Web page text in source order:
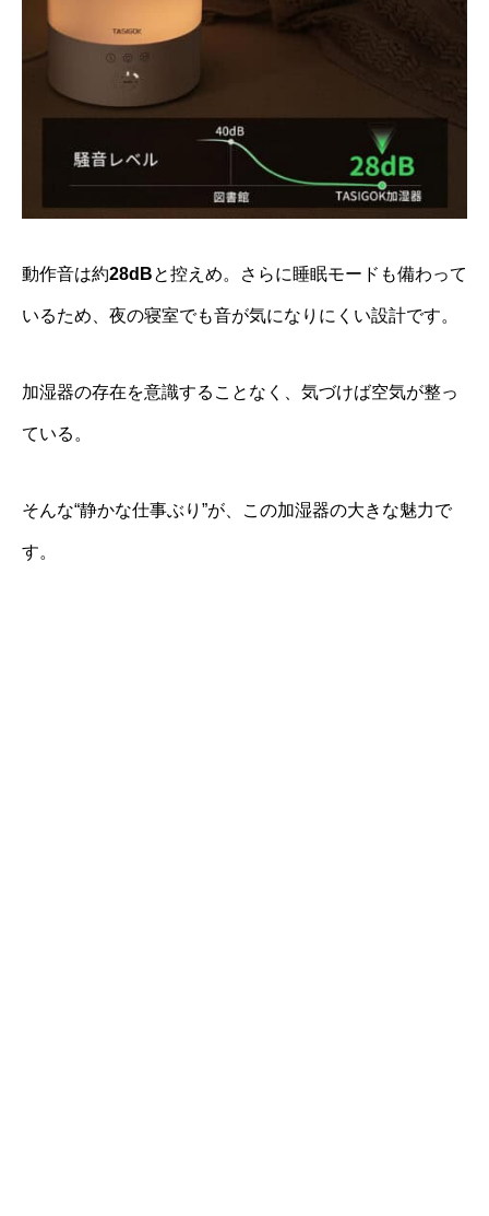
動作音は約28dBと控えめ。さらに睡眠モードも備わって
いるため、夜の寝室でも音が気になりにくい設計です。
加湿器の存在を意識することなく、気づけば空気が整っ
ている。
そんな“静かな仕事ぶり”が、この加湿器の大きな魅力で
す。